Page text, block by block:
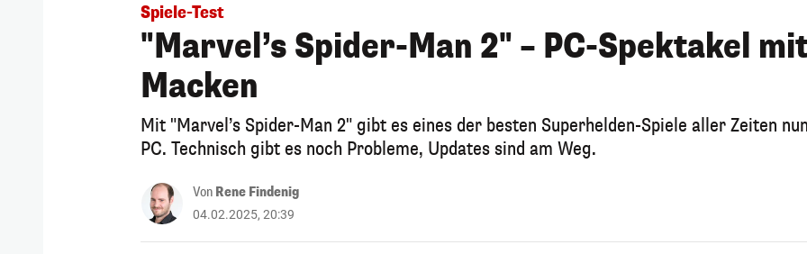
Spiele-Test
"Marvel’s Spider-Man 2" – PC-Spektakel
Macken
Mit "Marvel’s Spider-Man 2" gibt es eines der besten Superhelden-Spiele aller Zeiten
PC. Technisch gibt es noch Probleme, Updates sind am Weg.
Von Rene Findenig
04.02.2025, 20:39